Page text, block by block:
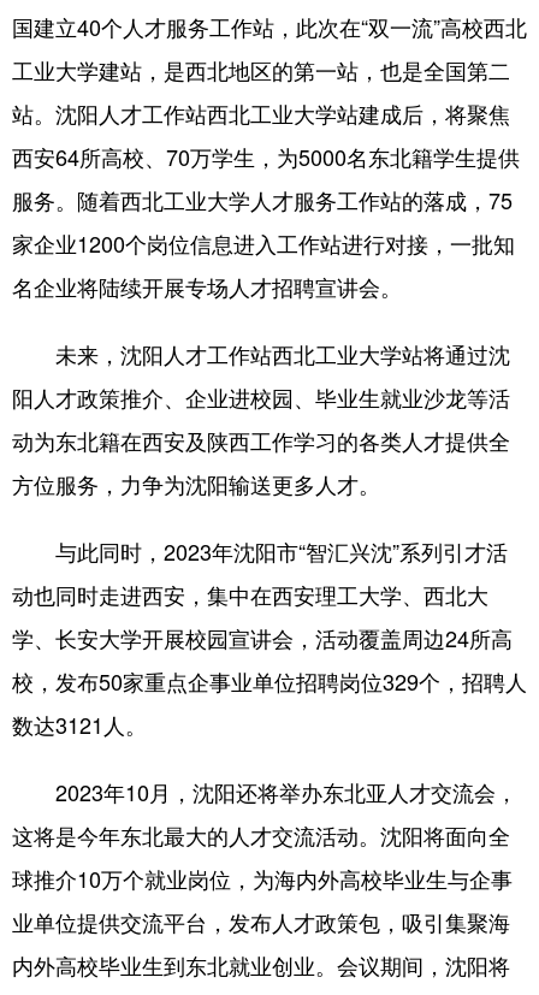
广东 广西 海南 重庆
四川 贵州 云南 西藏
陕西 甘肃 青海 宁夏
新疆 内蒙古 黑龙江
多语种频道
English Español Français عربى
Русский язык 日本語 한국어
Deutsch Português
国建立40个人才服务工作站，此次在“双一流”高校西北
工业大学建站，是西北地区的第一站，也是全国第二
站。沈阳人才工作站西北工业大学站建成后，将聚焦
西安64所高校、70万学生，为5000名东北籍学生提供
服务。随着西北工业大学人才服务工作站的落成，75
家企业1200个岗位信息进入工作站进行对接，一批知
名企业将陆续开展专场人才招聘宣讲会。
未来，沈阳人才工作站西北工业大学站将通过沈
阳人才政策推介、企业进校园、毕业生就业沙龙等活
动为东北籍在西安及陕西工作学习的各类人才提供全
方位服务，力争为沈阳输送更多人才。
与此同时，2023年沈阳市“智汇兴沈”系列引才活
动也同时走进西安，集中在西安理工大学、西北大
学、长安大学开展校园宣讲会，活动覆盖周边24所高
校，发布50家重点企事业单位招聘岗位329个，招聘人
数达3121人。
2023年10月，沈阳还将举办东北亚人才交流会，
这将是今年东北最大的人才交流活动。沈阳将面向全
球推介10万个就业岗位，为海内外高校毕业生与企事
业单位提供交流平台，发布人才政策包，吸引集聚海
内外高校毕业生到东北就业创业。会议期间，沈阳将